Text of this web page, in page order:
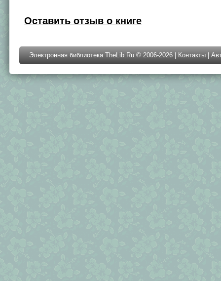
Оставить отзыв о книге
Электронная библиотека TheLib.Ru © 2006-2026 | Контакты |